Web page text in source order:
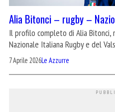
Alia Bitonci – rugby –
Il profilo completo di Alia Bitonci,
Nazionale Italiana Rugby e del
7 Aprile 2026Le Azzurre